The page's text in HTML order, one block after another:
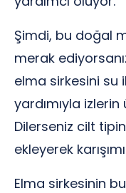
Şimdi, bu doğal
merak
elma sirkesini su
yardımıyla
Dilerseniz cilt
ekleyerek
Elma sirkesinin